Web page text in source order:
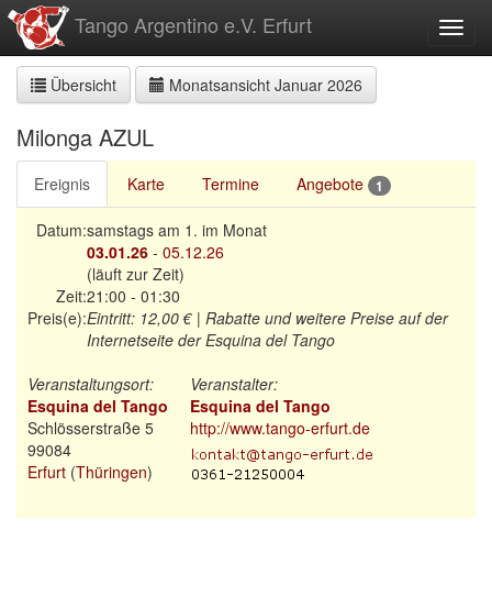
zum
Inhalt
Tango Argentino e.V. Erfurt
Übersicht Monatsansicht Januar 2026
Milonga AZUL
Ereignis Karte Termine Angebote 1
Datum:samstags am 1. im Monat
03.01.26 - 05.12.26
(läuft zur Zeit)
Zeit:21:00 - 01:30
Preis(e):Eintritt: 12,00 € | Rabatte und weitere Preise auf der
Internetseite der Esquina del Tango
Veranstaltungsort:
Esquina del Tango
Schlösserstraße 5
99084
Erfurt (Thüringen)
Veranstalter:
Esquina del Tango
http://www.tango-erfurt.de